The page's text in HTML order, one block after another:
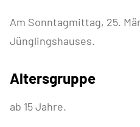
Am Sonntagmittag, 25.
Jünglingshauses.
Altersgruppe
ab 15 Jahre.